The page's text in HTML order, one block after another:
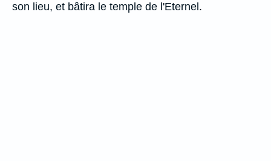
son lieu, et bâtira le temple de l'Eternel.